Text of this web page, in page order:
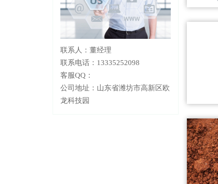
联系人：董经理
联系电话：13335252098
客服QQ：
公司地址：山东省潍坊市高新区欧
龙科技园